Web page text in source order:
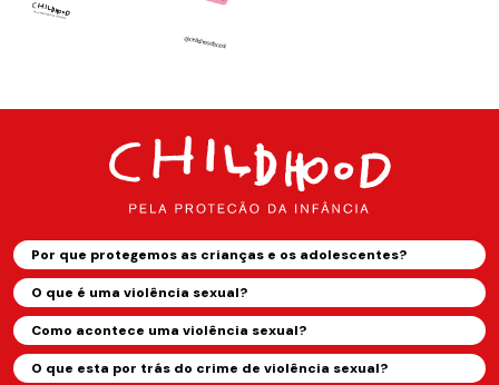
Por que protegemos as crianças e os adolescentes?
O que é uma violência sexual?
Como acontece uma violência sexual?
O que esta por trás do crime de violência sexual?